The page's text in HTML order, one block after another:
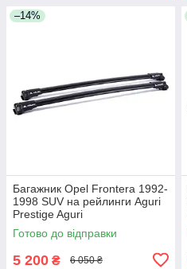
–14%
Багажник Opel Frontera 1992-
1998 SUV на рейлинги Aguri
Prestige Aguri
Готово до відправки
5 200 ₴ 6 050 ₴